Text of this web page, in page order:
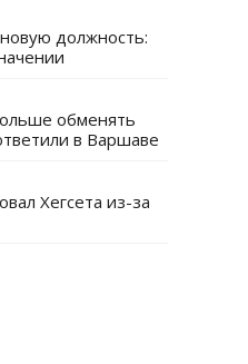
должность:
обменять
в Варшаве
Хегсета из-за